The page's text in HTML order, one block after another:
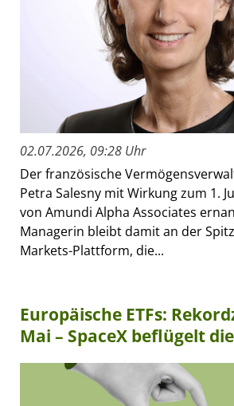
02.07.2026, 09:28 Uhr
Der französische
Petra Salesny mit Wirkung zum 1.
von Amundi Alpha Associates
Managerin bleibt damit an der
Markets-Plattform, die...
Europäische ETFs:
Mai – SpaceX beflügelt